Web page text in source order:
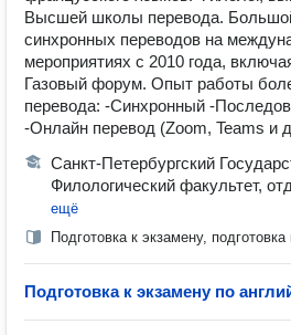
Высшей школы перевода.
синхронных переводов на
мероприятиях с 2010 года,
Газовый форум. Опыт работы
перевода: -Синхронный -
-Онлайн перевод (Zoom, Teams и
Санкт-Петербургский
Филологический факультет,
ещё
Подготовка к экзамену,
Подготовка к экзамену по